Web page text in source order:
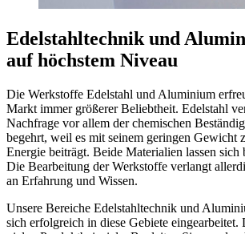
Edelstahltechnik und
auf höchstem Niveau
Die Werkstoffe Edelstahl und Aluminium
Markt immer größerer Beliebtheit. Edelstahl
Nachfrage vor allem der chemischen
begehrt, weil es mit seinem geringen Gewicht
Energie beiträgt. Beide Materialien lassen
Die Bearbeitung der Werkstoffe verlangt
an Erfahrung und Wissen.
Unsere Bereiche Edelstahltechnik und
sich erfolgreich in diese Gebiete eingearbeitet.